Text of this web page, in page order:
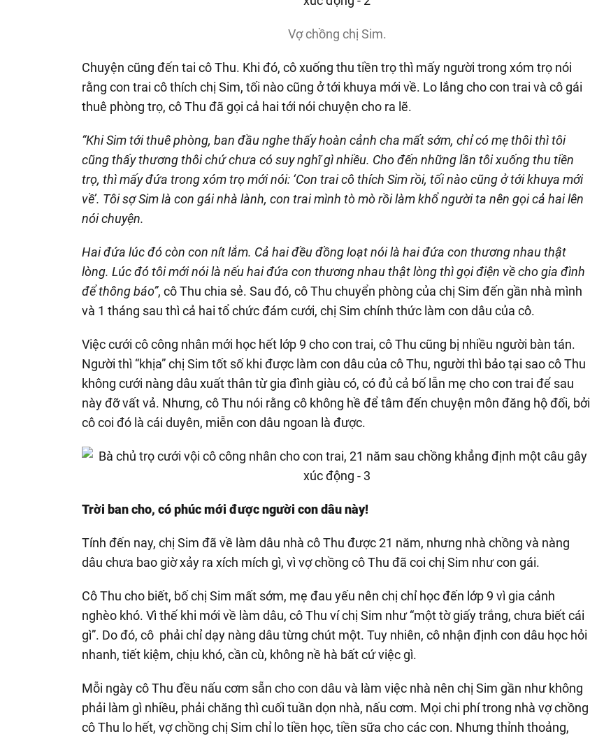
Vợ chồng chị Sim.
Chuyện cũng đến tai cô Thu. Khi đó, cô xuống thu tiền trọ thì mấy người trong xóm trọ nói
rằng con trai cô thích chị Sim, tối nào cũng ở tới khuya mới về. Lo lắng cho con trai và cô gái
thuê phòng trọ, cô Thu đã gọi cả hai tới nói chuyện cho ra lẽ.
“Khi Sim tới thuê phòng, ban đầu nghe thấy hoàn cảnh cha mất sớm, chỉ có mẹ thôi thì tôi
cũng thấy thương thôi chứ chưa có suy nghĩ gì nhiều. Cho đến những lần tôi xuống thu tiền
trọ, thì mấy đứa trong xóm trọ mới nói: ‘Con trai cô thích Sim rồi, tối nào cũng ở tới khuya mới
về’. Tôi sợ Sim là con gái nhà lành, con trai mình tò mò rồi làm khổ người ta nên gọi cả hai lên
nói chuyện.
Hai đứa lúc đó còn con nít lắm. Cả hai đều đồng loạt nói là hai đứa con thương nhau thật
lòng. Lúc đó tôi mới nói là nếu hai đứa con thương nhau thật lòng thì gọi điện về cho gia đình
để thông báo”, cô Thu chia sẻ. Sau đó, cô Thu chuyển phòng của chị Sim đến gần nhà mình
và 1 tháng sau thì cả hai tổ chức đám cưới, chị Sim chính thức làm con dâu của cô.
Việc cưới cô công nhân mới học hết lớp 9 cho con trai, cô Thu cũng bị nhiều người bàn tán.
Người thì “khịa” chị Sim tốt số khi được làm con dâu của cô Thu, người thì bảo tại sao cô Thu
không cưới nàng dâu xuất thân từ gia đình giàu có, có đủ cả bố lẫn mẹ cho con trai để sau
này đỡ vất vả. Nhưng, cô Thu nói rằng cô không hề để tâm đến chuyện môn đăng hộ đối, bởi
cô coi đó là cái duyên, miễn con dâu ngoan là được.
Trời ban cho, có phúc mới được người con dâu này!
Tính đến nay, chị Sim đã về làm dâu nhà cô Thu được 21 năm, nhưng nhà chồng và nàng
dâu chưa bao giờ xảy ra xích mích gì, vì vợ chồng cô Thu đã coi chị Sim như con gái.
Cô Thu cho biết, bố chị Sim mất sớm, mẹ đau yếu nên chị chỉ học đến lớp 9 vì gia cảnh
nghèo khó. Vì thế khi mới về làm dâu, cô Thu ví chị Sim như “một tờ giấy trắng, chưa biết cái
gì”. Do đó, cô phải chỉ dạy nàng dâu từng chút một. Tuy nhiên, cô nhận định con dâu học hỏi
nhanh, tiết kiệm, chịu khó, cần cù, không nề hà bất cứ việc gì.
Mỗi ngày cô Thu đều nấu cơm sẵn cho con dâu và làm việc nhà nên chị Sim gần như không
phải làm gì nhiều, phải chăng thì cuối tuần dọn nhà, nấu cơm. Mọi chi phí trong nhà vợ chồng
cô Thu lo hết, vợ chồng chị Sim chỉ lo tiền học, tiền sữa cho các con. Nhưng thỉnh thoảng,